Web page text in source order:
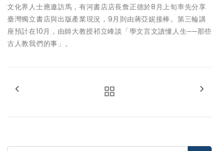
文化界人士應邀訪馬，有河書店店長詹正德於8月上旬率先分享
臺灣獨立書店與出版產業現況，9月則由蔣亞妮接棒。第三輪講
座預計在10月，由師大教授祁立峰談「學文言文讀懂人生──那些
古人教我們的事」。